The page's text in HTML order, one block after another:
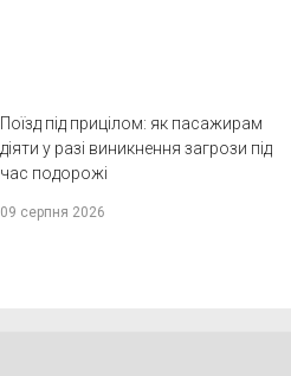
Поїзд під прицілом: як пасажирам
діяти у разі виникнення загрози під
час подорожі
09 серпня 2026